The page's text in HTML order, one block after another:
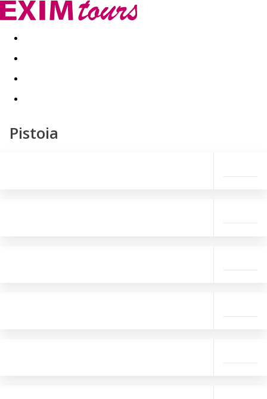
Akční nabídky Last minute
Pistoia